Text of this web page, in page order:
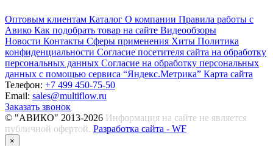
Оптовым клиентам Каталог О компании Правила работы с
Авико Как подобрать товар на сайте Видеообзоры
Новости Контакты Сферы применения Хиты Политика
конфиденциальности Согласие посетителя сайта на обработку
персональных данных Согласие на обработку персональных
данных с помощью сервиса “Яндекс.Метрика” Карта сайта
Телефон: +7 499 450-75-50
Email: sales@multiflow.ru
Заказать звонок
© "АВИКО" 2013-2026 Информация на сайте не является
публичной офертой. Разработка сайта - WF
×